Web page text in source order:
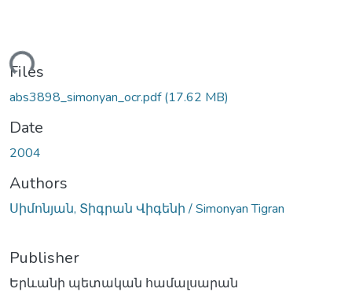
Files
abs3898_simonyan_ocr.pdf(17.62 MB)
Date
2004
Authors
Սիմոնյան, Տիգրան Վիգենի / Simonyan Tigran
Publisher
Երևանի պետական համալսարան